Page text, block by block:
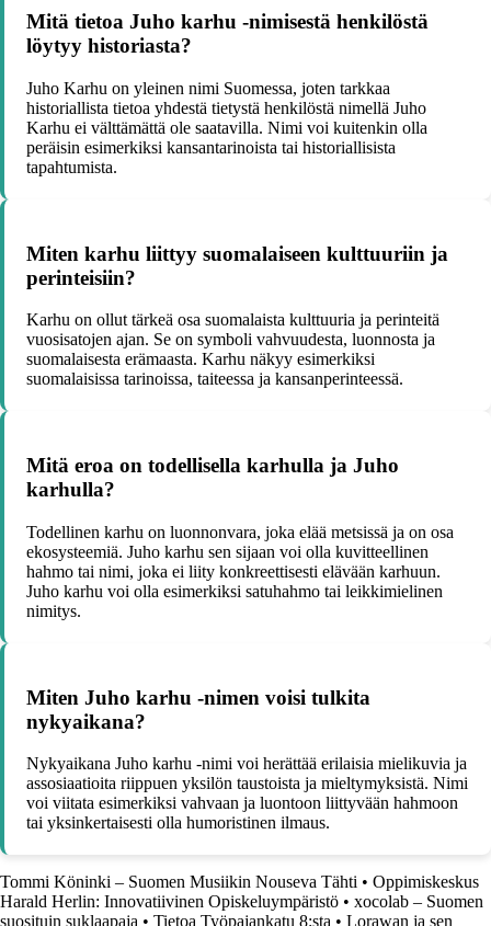
Mitä tietoa Juho karhu -nimisestä henkilöstä
löytyy historiasta?
Juho Karhu on yleinen nimi Suomessa, joten tarkkaa
historiallista tietoa yhdestä tietystä henkilöstä nimellä Juho
Karhu ei välttämättä ole saatavilla. Nimi voi kuitenkin olla
peräisin esimerkiksi kansantarinoista tai historiallisista
tapahtumista.
Miten karhu liittyy suomalaiseen kulttuuriin ja
perinteisiin?
Karhu on ollut tärkeä osa suomalaista kulttuuria ja perinteitä
vuosisatojen ajan. Se on symboli vahvuudesta, luonnosta ja
suomalaisesta erämaasta. Karhu näkyy esimerkiksi
suomalaisissa tarinoissa, taiteessa ja kansanperinteessä.
Mitä eroa on todellisella karhulla ja Juho
karhulla?
Todellinen karhu on luonnonvara, joka elää metsissä ja on osa
ekosysteemiä. Juho karhu sen sijaan voi olla kuvitteellinen
hahmo tai nimi, joka ei liity konkreettisesti elävään karhuun.
Juho karhu voi olla esimerkiksi satuhahmo tai leikkimielinen
nimitys.
Miten Juho karhu -nimen voisi tulkita
nykyaikana?
Nykyaikana Juho karhu -nimi voi herättää erilaisia mielikuvia ja
assosiaatioita riippuen yksilön taustoista ja mieltymyksistä. Nimi
voi viitata esimerkiksi vahvaan ja luontoon liittyvään hahmoon
tai yksinkertaisesti olla humoristinen ilmaus.
Tommi Köninki – Suomen Musiikin Nouseva Tähti • Oppimiskeskus
Harald Herlin: Innovatiivinen Opiskeluympäristö • xocolab – Suomen
suosituin suklaapaja • Tietoa Työpajankatu 8:sta • Lorawan ja sen